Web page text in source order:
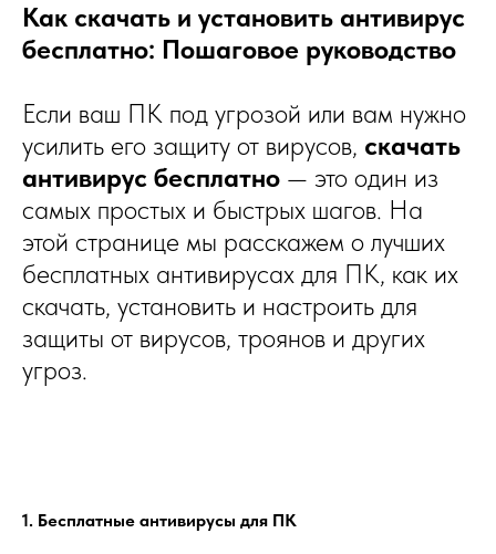
Как скачать и установить антивирус
бесплатно: Пошаговое руководство
Если ваш ПК под угрозой или вам нужно
усилить его защиту от вирусов, скачать
антивирус бесплатно — это один из
самых простых и быстрых шагов. На
этой странице мы расскажем о лучших
бесплатных антивирусах для ПК, как их
скачать, установить и настроить для
защиты от вирусов, троянов и других
угроз.
1. Бесплатные антивирусы для ПК